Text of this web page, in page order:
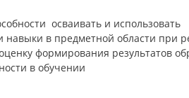
осваивать и использовать
навыки в предметной области при
формирования результатов
в обучении